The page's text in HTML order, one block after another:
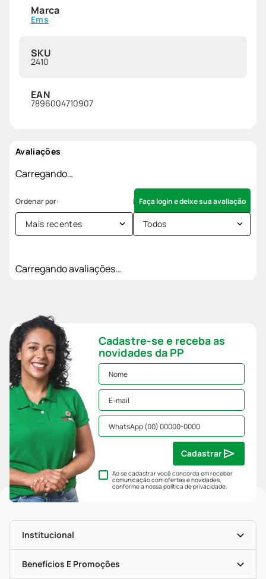
Marca
Ems
SKU
2410
EAN
7896004710907
Avaliações
Carregando…
Faça login e deixe sua avaliação
Mais recentes Todos
Carregando avaliações…
Cadastre-se e receba as
novidades da PP
Ao se cadastrar você concorda em receber
comunicação com ofertas e novidades,
conforme a nossapolítica de privacidade.
Cadastrar
Institucional
História
Nossas Lojas
Benefícios E Promoções